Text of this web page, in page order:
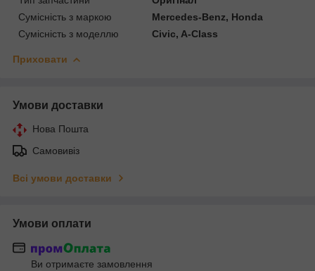
Сумісність з маркою
Mercedes-Benz, Honda
Сумісність з моделлю
Civic, A-Class
Приховати
Умови доставки
Нова Пошта
Самовивіз
Всі умови доставки
Умови оплати
Ви отримаєте замовлення